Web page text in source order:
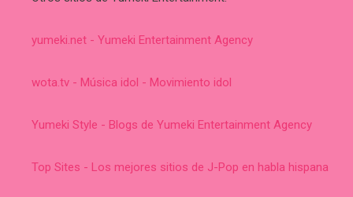
yumeki.net - Yumeki Entertainment Agency
wota.tv - Música idol - Movimiento idol
Yumeki Style - Blogs de Yumeki Entertainment Agency
Top Sites - Los mejores sitios de J-Pop en habla hispana